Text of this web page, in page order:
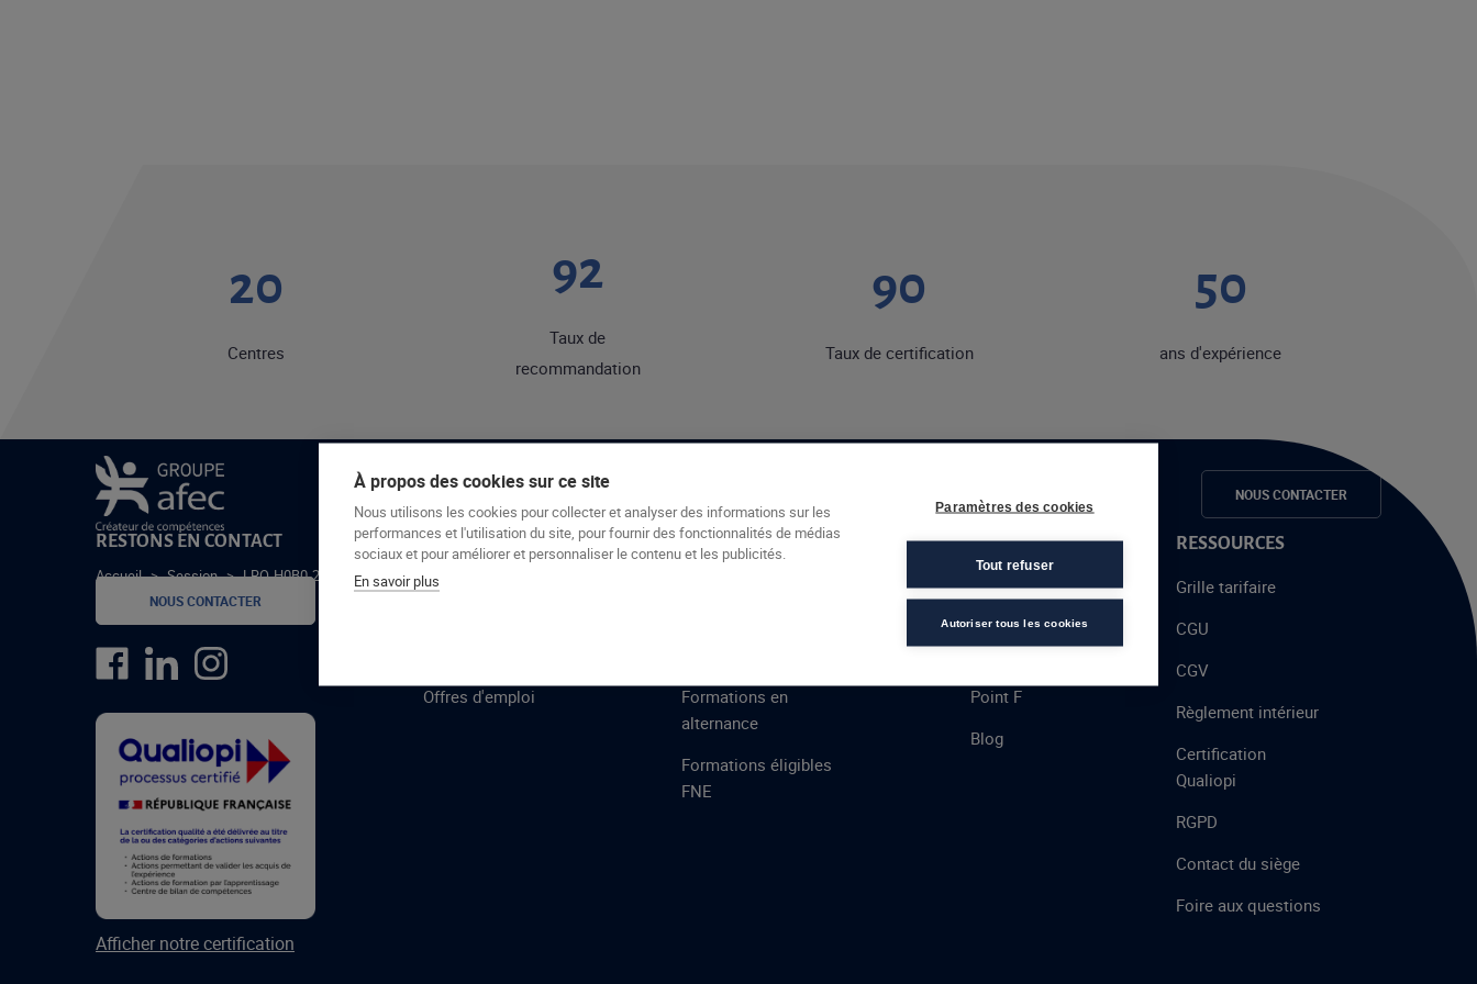
Le groupe Afec Formations Espace candidats NOUS CONTACTER
Accueil > Session > LRO-H0B0-24-2
20
Centres
92
Taux de
recommandation
90
Taux de certification
50
ans d'expérience
RESTONS EN CONTACT
NOUS CONTACTER
Afficher notre certification
GROUPE AFEC
Formations
Offres d'emploi
PRESTATIONS
Formations en
alternance
Formations éligibles
FNE
À PROPOS
Talent
Point F
Blog
RESSOURCES
Grille tarifaire
CGU
CGV
Règlement intérieur
Certification
Qualiopi
RGPD
Contact du siège
Foire aux questions
À propos des cookies sur ce site
Nous utilisons les cookies pour collecter et analyser des informations sur les
performances et l'utilisation du site, pour fournir des fonctionnalités de médias
sociaux et pour améliorer et personnaliser le contenu et les publicités.
En savoir plus
Paramètres des cookies
Tout refuser
Autoriser tous les cookies